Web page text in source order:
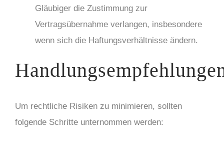
Gläubiger die Zustimmung zur
Vertragsübernahme verlangen, insbesondere
wenn sich die Haftungsverhältnisse ändern.
Um rechtliche Risiken zu minimieren, sollten
folgende Schritte unternommen werden: